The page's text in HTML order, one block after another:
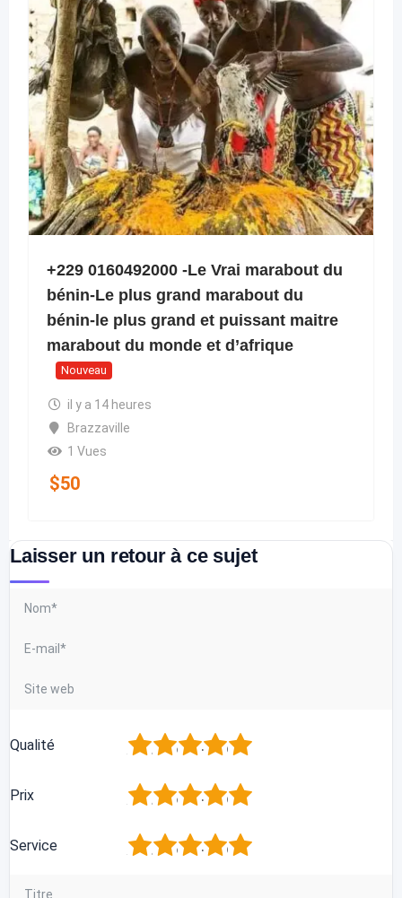
+229 0160492000 -Le Vrai marabout du
bénin-Le plus grand marabout du
bénin-le plus grand et puissant maitre
marabout du monde et d’afrique
Nouveau
il y a 14 heures
Brazzaville
1 Vues
$50
Laisser un retour à ce sujet
Qualité 5
4
3
2
Prix 5
4
3
2
Service 5
4
3
2